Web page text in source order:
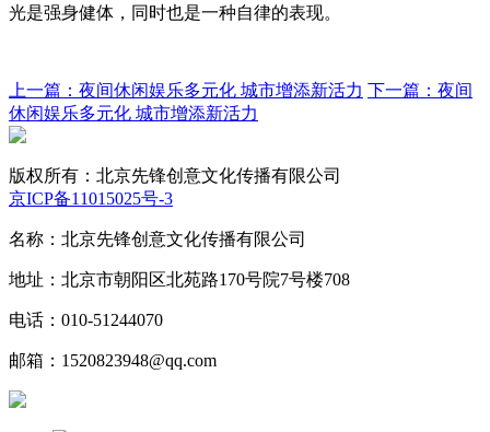
光是强身健体，同时也是一种自律的表现。
上一篇：夜间休闲娱乐多元化 城市增添新活力 下一篇：夜间
休闲娱乐多元化 城市增添新活力
版权所有：北京先锋创意文化传播有限公司
京ICP备11015025号-3
名称：北京先锋创意文化传播有限公司
地址：北京市朝阳区北苑路170号院7号楼708
电话：010-51244070
邮箱：1520823948@qq.com